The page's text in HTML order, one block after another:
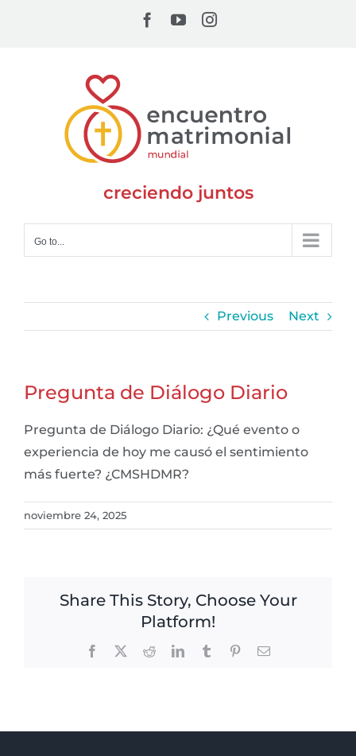
Facebook
YouTubeInstagram
creciendo juntos
Go to...
Previous Next
Pregunta de Diálogo Diario
Pregunta de Diálogo Diario: ¿Qué evento o
experiencia de hoy me causó el sentimiento
más fuerte? ¿CMSHDMR?
noviembre 24, 2025
Share This Story, Choose Your
Platform!
Facebook RedditLinkedInTumblr PinterestEmail